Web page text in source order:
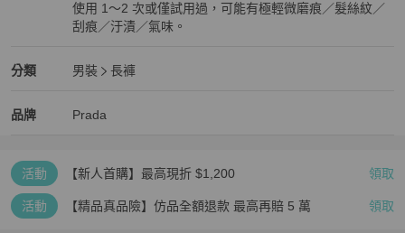
使用 1～2 次或僅試用過，可能有極輕微磨痕／髮絲紋／
刮痕／汙漬／氣味。
分類
Prada 分類資訊
男裝
長褲
品牌
Prada 男裝品牌介紹
Prada
Prada 推薦清單
活動 【新人首購】最高現折 $1,200 領取
活動 【精品真品險】仿品全額退款 最高再賠 5 萬 領取